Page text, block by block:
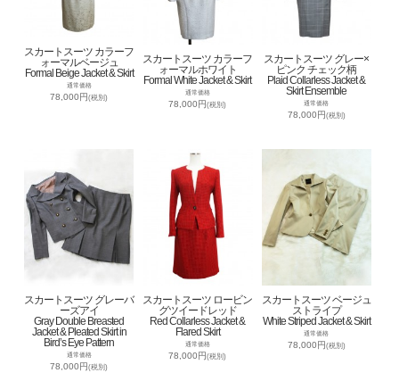
スカートスーツ カラーフ
ォーマルベージュ
Formal Beige Jacket & Skirt
通常価格
78,000円(税別)
スカートスーツ カラーフ
ォーマルホワイト
Formal White Jacket & Skirt
通常価格
78,000円(税別)
スカートスーツ グレー×
ピンク チェック柄
Plaid Collarless Jacket &
Skirt Ensemble
通常価格
78,000円(税別)
スカートスーツ グレーバ
ーズアイ
Gray Double Breasted
Jacket & Pleated Skirt in
Bird’s Eye Pattern
通常価格
78,000円(税別)
スカートスーツ ロービン
グツイードレッド
Red Collarless Jacket &
Flared Skirt
通常価格
78,000円(税別)
スカートスーツ ベージュ
ストライプ
White Striped Jacket & Skirt
通常価格
78,000円(税別)